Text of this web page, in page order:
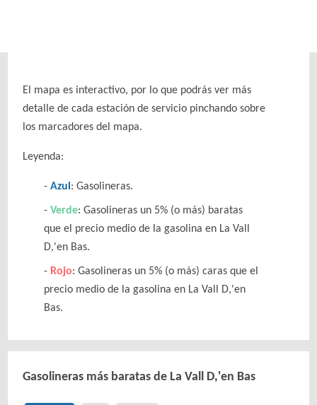
El mapa es interactivo, por lo que podrás ver más
detalle de cada estación de servicio pinchando sobre
los marcadores del mapa.
Leyenda:
Azul : Gasolineras.
Verde: Gasolineras un 5% (o más) baratas
que el precio medio de la gasolina en La Vall
D,'en Bas.
Rojo: Gasolineras un 5% (o más) caras que el
precio medio de la gasolina en La Vall D,'en
Bas.
Gasolineras más baratas de La Vall D,'en Bas